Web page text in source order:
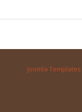
Joomla Templates